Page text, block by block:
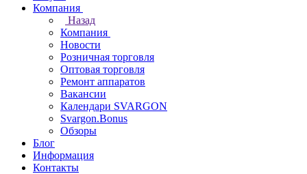
Компания
Назад
Компания
Новости
Розничная торговля
Оптовая торговля
Ремонт аппаратов
Вакансии
Календари SVARGON
Svargon.Bonus
Обзоры
Блог
Информация
Контакты